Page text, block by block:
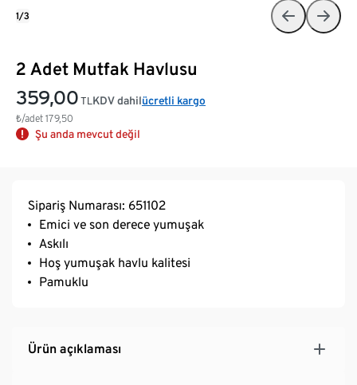
2 Adet Mutfak Havlusu
359,00 TL
₺/adet 179,50
KDV dahilücretli kargo
Şu anda mevcut değil
1/3
Sipariş Numarası: 651102
Emici ve son derece yumuşak
Askılı
Hoş yumuşak havlu kalitesi
Pamuklu
Ürün açıklaması